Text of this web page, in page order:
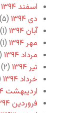
اسفند ۱۳۹۴
دی ۱۳۹۴
(۵)
آبان ۱۳۹۴
(۱)
مهر ۱۳۹۴
(۱)
مرداد ۱۳۹۴
(۲)
تیر ۱۳۹۴
(۲)
خرداد ۱۳۹۴
اردیبهشت ۱۳۹۴
فروردین ۱۳۹۴